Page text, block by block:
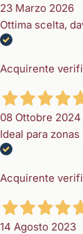
23 Marzo 2026
Ottima scelta,
Acquirente
08 Ottobre 2024
Ideal para zonas
Acquirente
14 Agosto 2023